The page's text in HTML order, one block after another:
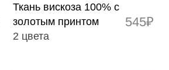
Ткань вискоза 100% с
золотым принтом
2 цвета
545₽